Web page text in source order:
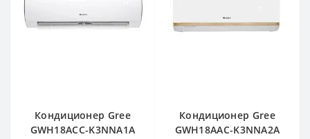
Кондиционер Gree
GWH18ACC-K3NNA1A
Кондиционер Gree
GWH18AAC-K3NNA2A